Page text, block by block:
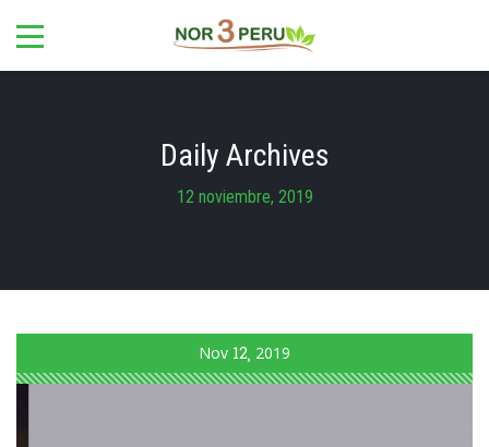
Daily Archives
12 noviembre, 2019
Nov 12 2019